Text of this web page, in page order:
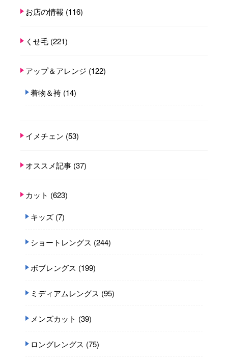
お店の情報 (116)
くせ毛 (221)
アップ＆アレンジ (122)
着物＆袴 (14)
イメチェン (53)
オススメ記事 (37)
カット (623)
キッズ (7)
ショートレングス (244)
ボブレングス (199)
ミディアムレングス (95)
メンズカット (39)
ロングレングス (75)